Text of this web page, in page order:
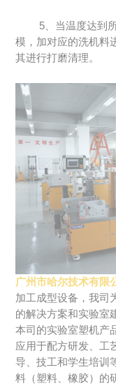
5、当温度达到所
模，加对应的洗机料
其进行打磨清理。
广州市哈尔技术有限
加工成型设备，我司
的解决方案和实验室
本司的实验室塑机产
应用于配方研发、工
导、技工和学生培训
料（塑料、橡胶）的